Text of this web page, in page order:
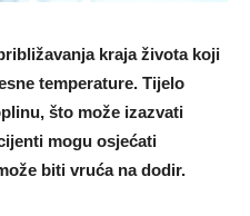
kraja života koji
temperature. Tijelo
što može izazvati
mogu osjećati
biti vruća na dodir.